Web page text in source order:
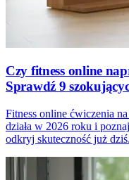
Czy fitness online
Sprawdź 9
Fitness online ćwiczenia
działa w 2026 roku i
odkryj skuteczność już dziś.